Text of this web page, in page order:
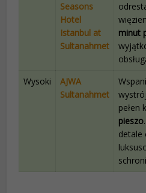
Seasons
Hotel
Istanbul at
Sultanahmet
minut
Wysoki
AJWA
Sultanahmet
pełen
pieszo
detale